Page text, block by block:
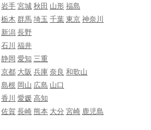
岩手 宮城 秋田 山形 福島
栃木 群馬 埼玉 千葉 東京 神奈川
新潟 長野
石川 福井
静岡 愛知 三重
京都 大阪 兵庫 奈良 和歌山
島根 岡山 広島 山口
香川 愛媛 高知
佐賀 長崎 熊本 大分 宮崎 鹿児島